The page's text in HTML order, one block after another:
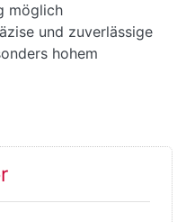
möglich
und zuverlässige
hohem